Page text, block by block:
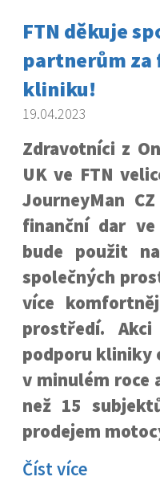
FTN děkuje
partnerům za
kliniku!
19.04.2023
Zdravotníci z
UK ve FTN
JourneyMan
finanční dar
bude použit
společných
více
prostředí. Akci
podporu kliniky
v minulém roce
než 15
prodejem
Číst více